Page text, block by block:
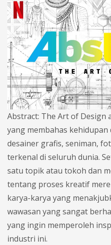
Abstract: The Art of Design
yang membahas
desainer grafis, seniman,
terkenal di seluruh dunia.
satu topik atau tokoh dan
tentang proses kreatif
karya-karya yang
wawasan yang sangat
yang ingin memperoleh
industri ini.